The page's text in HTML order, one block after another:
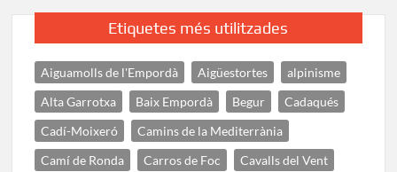
Etiquetes més utilitzades
Aiguamolls de l'Empordà Aigüestortes
alpinisme
Alta Garrotxa
Baix Empordà Begur
Cadaqués
Cadí-Moixeró
Camins de la Mediterrània
Camí de Ronda
Carros de Foc
Cavalls del Vent